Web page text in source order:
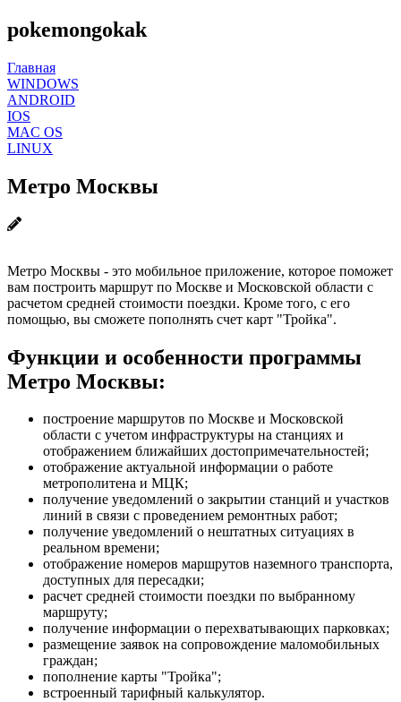
pokemongokak
Главная
WINDOWS
ANDROID
IOS
MAC OS
LINUX
Метро Москвы
Метро Москвы - это мобильное приложение, которое поможет
вам построить маршрут по Москве и Московской области с
расчетом средней стоимости поездки. Кроме того, с его
помощью, вы сможете пополнять счет карт "Тройка".
Функции и особенности программы
Метро Москвы:
построение маршрутов по Москве и Московской
области с учетом инфраструктуры на станциях и
отображением ближайших достопримечательностей;
отображение актуальной информации о работе
метрополитена и МЦК;
получение уведомлений о закрытии станций и участков
линий в связи с проведением ремонтных работ;
получение уведомлений о нештатных ситуациях в
реальном времени;
отображение номеров маршрутов наземного транспорта,
доступных для пересадки;
расчет средней стоимости поездки по выбранному
маршруту;
получение информации о перехватывающих парковках;
размещение заявок на сопровождение маломобильных
граждан;
пополнение карты "Тройка";
встроенный тарифный калькулятор.